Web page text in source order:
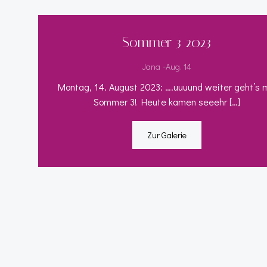
Sommer 3 2023
Jana -Aug. 14
Montag, 14. August 2023: ….uuuund weiter geht’s
Sommer 3! Heute kamen seeehr […]
Zur Galerie